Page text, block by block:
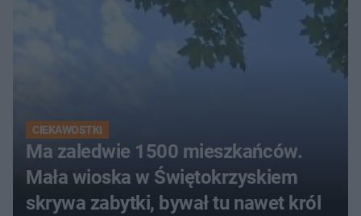
CIEKAWOSTKI
Ma zaledwie 1500 mieszkańców.
Mała wioska w Świętokrzyskiem
skrywa zabytki, bywał tu nawet król